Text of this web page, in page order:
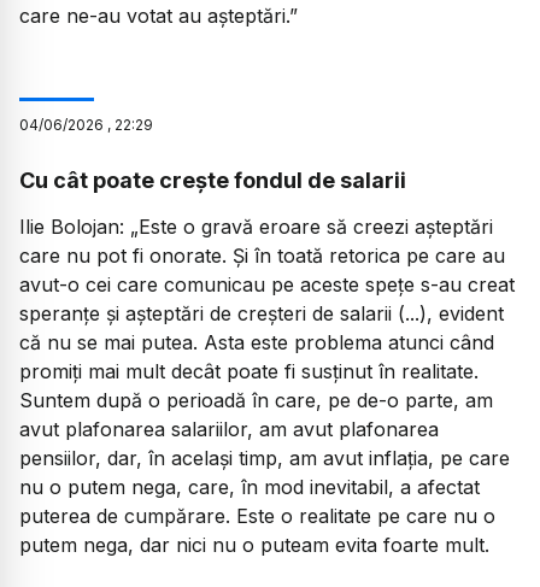
care ne-au votat au așteptări.”
04/06/2026 , 22:29
Cu cât poate crește fondul de salarii
Ilie Bolojan: „Este o gravă eroare să creezi așteptări
care nu pot fi onorate. Și în toată retorica pe care au
avut-o cei care comunicau pe aceste spețe s-au creat
speranțe și așteptări de creșteri de salarii (...), evident
că nu se mai putea. Asta este problema atunci când
promiți mai mult decât poate fi susținut în realitate.
Suntem după o perioadă în care, pe de-o parte, am
avut plafonarea salariilor, am avut plafonarea
pensiilor, dar, în același timp, am avut inflația, pe care
nu o putem nega, care, în mod inevitabil, a afectat
puterea de cumpărare. Este o realitate pe care nu o
putem nega, dar nici nu o puteam evita foarte mult.